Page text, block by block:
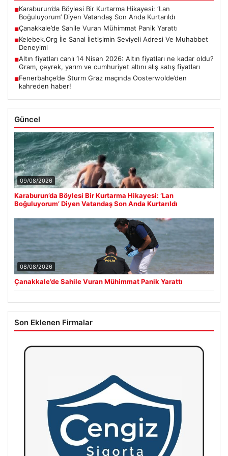
■Karaburun’da Böylesi Bir Kurtarma Hikayesi: ‘Lan
Boğuluyorum’ Diyen Vatandaş Son Anda Kurtarıldı
■Çanakkale’de Sahile Vuran Mühimmat Panik Yarattı
■Kelebek.Org İle Sanal İletişimin Seviyeli Adresi Ve Muhabbet
Deneyimi
■Altın fiyatları canlı 14 Nisan 2026: Altın fiyatları ne kadar oldu?
Gram, çeyrek, yarım ve cumhuriyet altını alış satış fiyatları
■Fenerbahçe’de Sturm Graz maçında Oosterwolde’den
kahreden haber!
Güncel
09/08/2026
Karaburun’da Böylesi Bir Kurtarma Hikayesi: ‘Lan
Boğuluyorum’ Diyen Vatandaş Son Anda Kurtarıldı
08/08/2026
Çanakkale’de Sahile Vuran Mühimmat Panik Yarattı
Son Eklenen Firmalar